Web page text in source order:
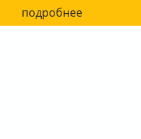
подробнее